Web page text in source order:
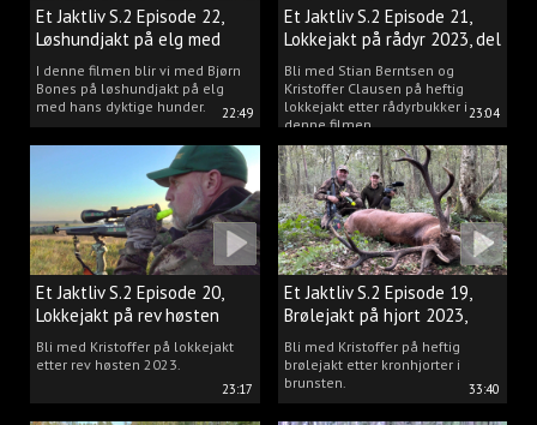
22:49
Et Jaktliv S.2 Episode 22,
Løshundjakt på elg med
Bjørn Bones
I denne filmen blir vi med Bjørn
Bones på løshundjakt på elg
med hans dyktige hunder.
23:04
Et Jaktliv S.2 Episode 21,
Lokkejakt på rådyr 2023, del
3.
Bli med Stian Berntsen og
Kristoffer Clausen på heftig
lokkejakt etter rådyrbukker i
denne filmen.
23:17
Et Jaktliv S.2 Episode 20,
Lokkejakt på rev høsten
2023.
Bli med Kristoffer på lokkejakt
etter rev høsten 2023.
33:40
Et Jaktliv S.2 Episode 19,
Brølejakt på hjort 2023,
del.1
Bli med Kristoffer på heftig
brølejakt etter kronhjorter i
brunsten.